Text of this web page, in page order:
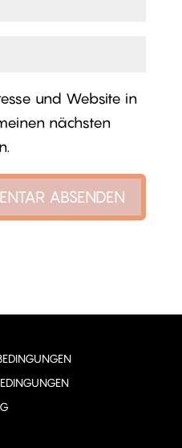
und Website in
nächsten